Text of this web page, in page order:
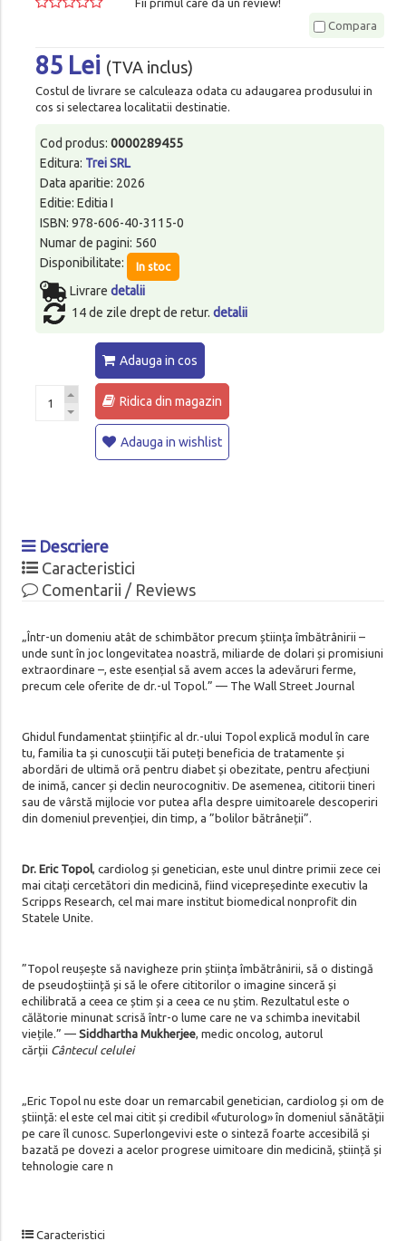
Compara
85 Lei (TVA inclus)
Costul de livrare se calculeaza odata cu adaugarea produsului in
cos si selectarea localitatii destinatie.
Cod produs: 0000289455
Editura: Trei SRL
Data aparitie: 2026
Editie: Editia I
ISBN: 978-606-40-3115-0
Numar de pagini: 560
Disponibilitate:
In stoc
Livrare detalii
14 de zile drept de retur. detalii
Adauga in cos
Ridica din magazin
Adauga in wishlist
Descriere
Caracteristici
Comentarii / Reviews
„Într-un domeniu atât de schimbător precum știința îmbătrânirii –
unde sunt în joc longevitatea noastră, miliarde de dolari și promisiuni
extraordinare –, este esențial să avem acces la adevăruri ferme,
precum cele oferite de dr.-ul Topol.” — The Wall Street Journal
Ghidul fundamentat științific al dr.-ului Topol explică modul în care
tu, familia ta și cunoscuții tăi puteți beneficia de tratamente și
abordări de ultimă oră pentru diabet și obezitate, pentru afecțiuni
de inimă, cancer și declin neurocognitiv. De asemenea, cititorii tineri
sau de vârstă mijlocie vor putea afla despre uimitoarele descoperiri
din domeniul prevenției, din timp, a ”bolilor bătrâneții”.
Dr. Eric Topol , cardiolog și genetician, este unul dintre primii zece cei
mai citați cercetători din medicină, fiind vicepreședinte executiv la
Scripps Research, cel mai mare institut biomedical nonprofit din
Statele Unite.
”Topol reușește să navigheze prin știința îmbătrânirii, să o distingă
de pseudoștiință și să le ofere cititorilor o imagine sinceră și
echilibrată a ceea ce știm și a ceea ce nu știm. Rezultatul este o
călătorie minunat scrisă într-o lume care ne va schimba inevitabil
viețile.” — Siddhartha Mukherjee, medic oncolog, autorul
cărții Cântecul celulei
„Eric Topol nu este doar un remarcabil genetician, cardiolog și om de
știință: el este cel mai citit și credibil «futurolog» în domeniul sănătății
pe care îl cunosc. Superlongevivi este o sinteză foarte accesibilă și
bazată pe dovezi a acelor progrese uimitoare din medicină, știință și
tehnologie care n
Caracteristici